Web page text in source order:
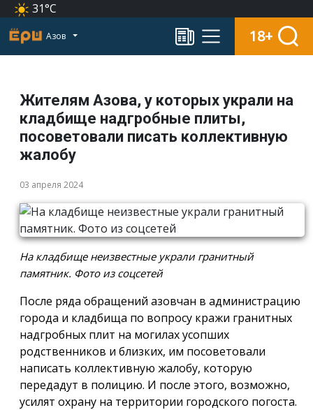
31°C
Азов 18+
Жителям Азова, у которых украли на
кладбище надгробные плиты,
посоветовали писать коллективную
жалобу
03 апреля 2024
На кладбище неизвестные украли гранитный
памятник. Фото из соцсетей
После ряда обращений азовчан в администрацию
города и кладбища по вопросу кражи гранитных
надгробных плит на могилах усопших
родственников и близких, им посоветовали
написать коллективную жалобу, которую
передадут в полицию. И после этого, возможно,
усилят охрану на территории городского погоста.